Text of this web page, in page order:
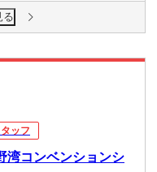
る
ッフ
湾コンベンションシ